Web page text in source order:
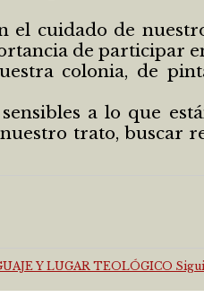
el cuidado de
de participar
colonia, de
a lo que
trato, buscar
Y LUGAR TEOLÓGICO